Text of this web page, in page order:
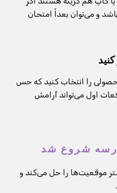
و می‌توان بعداً امتحان
را انتخاب کنید که حس
اول می‌تواند آرامش
شروع شد
موقعیت‌ها را حل می‌کند و